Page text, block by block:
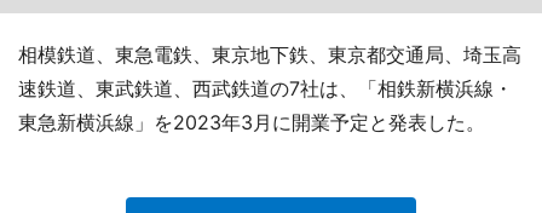
相模鉄道、東急電鉄、東京地下鉄、東京都交通局、埼玉高
速鉄道、東武鉄道、西武鉄道の7社は、「相鉄新横浜線・
東急新横浜線」を2023年3月に開業予定と発表した。